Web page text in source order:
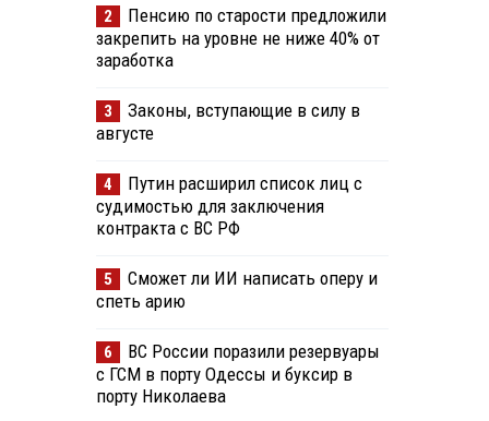
2
Пенсию по старости предложили
закрепить на уровне не ниже 40% от
заработка
3
Законы, вступающие в силу в
августе
4
Путин расширил список лиц с
судимостью для заключения
контракта с ВС РФ
5
Сможет ли ИИ написать оперу и
спеть арию
6
ВС России поразили резервуары
с ГСМ в порту Одессы и буксир в
порту Николаева